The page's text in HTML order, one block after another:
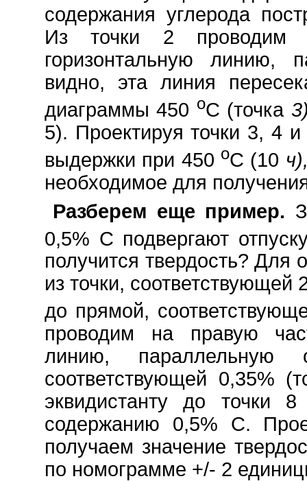
содержания углерода
Из точки 2 проводим
горизонтальную линию,
видно, эта линия
диаграммы 450 oС (точка
5). Проектируя точки 3, 4
выдержки при 450 oС (10
необходимое для
Разберем еще пример.
0,5% С подвергают
получится твердость? Для
из точки, соответствующей
до прямой,
проводим на правую
линию, параллельную
соответствующей 0,35%
эквидистанту до точки
содержанию 0,5% С.
получаем значение
по номограмме +/- 2